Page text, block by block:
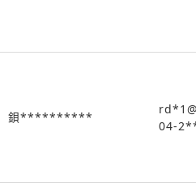
鋇**********
04-